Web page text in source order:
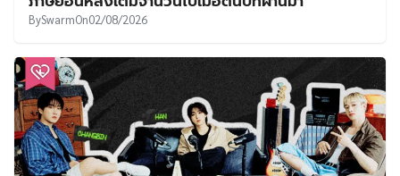
BySwarmOn02/08/2026